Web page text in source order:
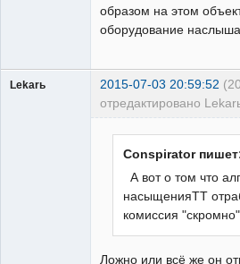
образом на этом
оборудование
Lekarь 2015-07-03 20:59:52
отредактировано
Conspirator
А вот о том что
насыщенияТТ
комиссия
Ложно или всё же он